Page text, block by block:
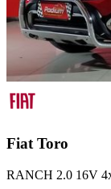
FiatToro
RANCH 2.0 16V